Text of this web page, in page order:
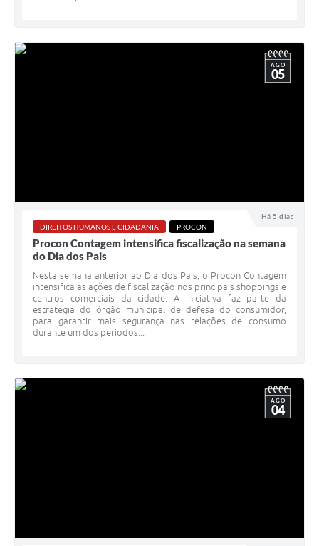
Há 5 dias
AGO
05
DIREITOS HUMANOS E CIDADANIA PROCON
Procon Contagem intensifica fiscalização na semana
do Dia dos Pais
Nesta semana anterior ao Dia dos Pais, o Procon Contagem
intensifica as ações de fiscalização nos principais shoppings e
centros comerciais da cidade. A iniciativa faz parte da
estratégia do órgão municipal de defesa do consumidor,
para garantir mais segurança nas relações de consumo
durante um dos períodos...
AGO
04